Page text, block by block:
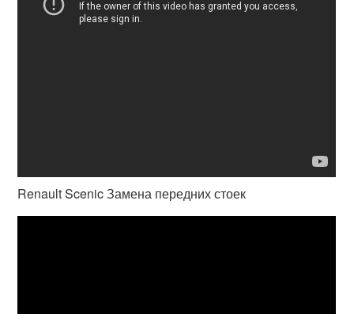
Renault Scenic Замена передних стоек